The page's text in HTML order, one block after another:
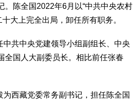
。陈全国2022年6月以“中共中央农村
大上完全出局，卸任所有职务。
共中央党建领导小组副组长、中央
全国人大副委员长。相比前任张春
西藏党委常务副书记，担任陈全国